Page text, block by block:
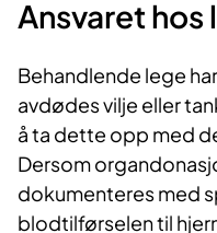
Ansvaret hos
Behandlende lege
avdødes vilje eller
å ta dette opp med
Dersom
dokumenteres med
blodtilførselen til